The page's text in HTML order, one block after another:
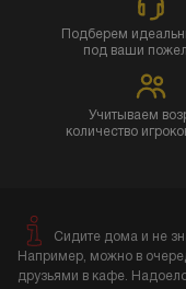
Подберем
под ваши
Учитываем
количество
Сидите дома и не
Например, можно в
друзьями в кафе.